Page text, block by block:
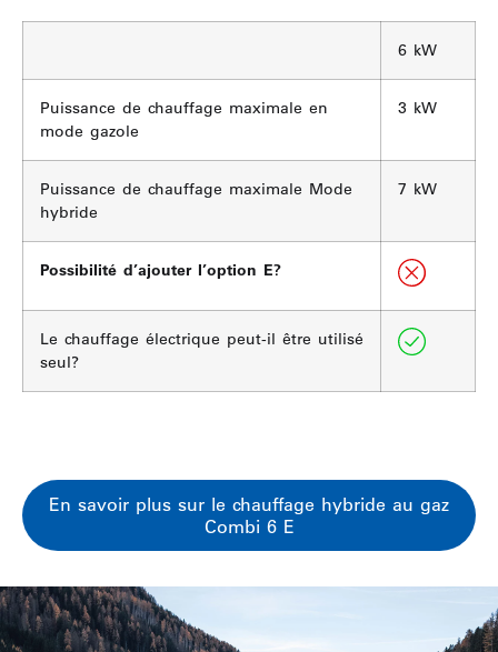
6 kW
Puissance de chauffage maximale en
mode gazole
3 kW
Puissance de chauffage maximale Mode
hybride
7 kW
Possibilité d’ajouter l’option E?
Le chauffage électrique peut-il être utilisé
seul?
En savoir plus sur le chauffage hybride au gaz
Combi 6 E